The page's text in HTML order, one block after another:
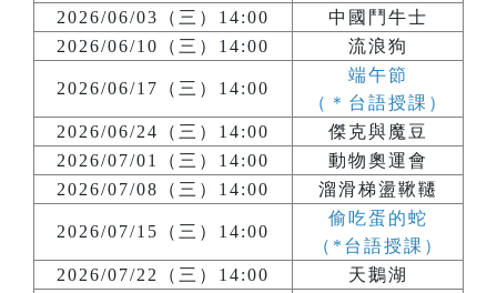
2026/06/03（三）14:00
中國鬥牛士
2026/06/10（三）14:00
流浪狗
2026/06/17（三）14:00
端午節
（＊台語授課）
2026/06/24（三）14:00
傑克與魔豆
2026/07/01（三）14:00
動物奧運會
2026/07/08（三）14:00
溜滑梯盪鞦韆
2026/07/15（三）14:00
偷吃蛋的蛇
（*台語授課）
2026/07/22（三）14:00
天鵝湖